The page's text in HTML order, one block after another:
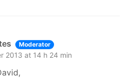
Moderator
2013 at 14 h 24 min